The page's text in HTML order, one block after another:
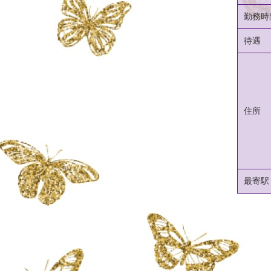
勤務時
待遇
住所
最寄駅